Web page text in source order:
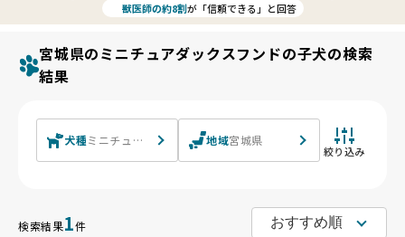
獣医師の約8割が「信頼できる」と回答
宮城県のミニチュアダックスフンドの子犬の検索
結果
犬種ミニチュアダックスフンド ミニチュアダックスフンド(ロン
地域宮城県
絞り込み
検索結果1件